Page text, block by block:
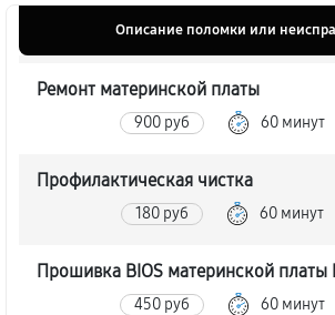
Описание поломки или
Ремонт материнской платы
900 руб 60 минут
Профилактическая чистка
180 руб 60 минут
Прошивка BIOS материнской платы
450 руб 60 минут